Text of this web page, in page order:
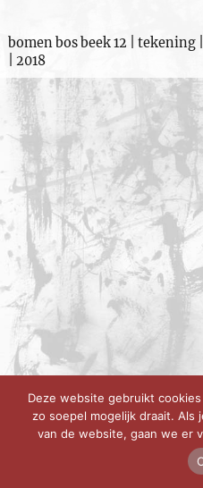
bomen bos beek 12 |
| 2018
Deze website gebruikt
zo soepel mogelijk draait. Als
van de website, gaan we er